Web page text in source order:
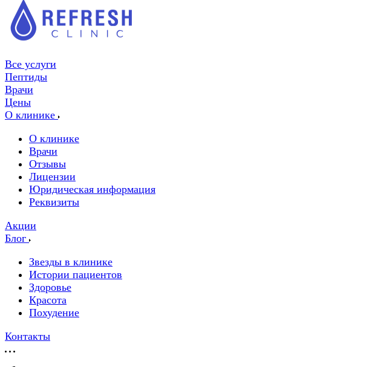
Все услуги
Пептиды
Врачи
Цены
О клинике
О клинике
Врачи
Отзывы
Лицензии
Юридическая информация
Реквизиты
Акции
Блог
Звезды в клинике
Истории пациентов
Здоровье
Красота
Похудение
Контакты